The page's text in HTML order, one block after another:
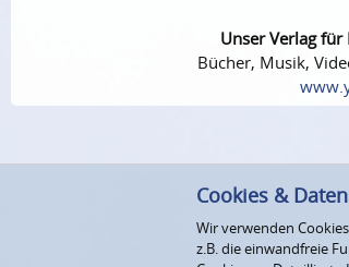
Unser Verlag
Bücher, Musik,
Cookies &
Wir verwenden
z.B. die einwandfreie